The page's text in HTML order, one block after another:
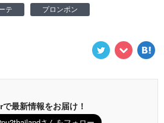
テ プロンポン
最新情報をお届け！